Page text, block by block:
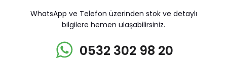
WhatsApp ve Telefon üzerinden stok ve detaylı
bilgilere hemen ulaşabilirsiniz.
0532 302 98 20